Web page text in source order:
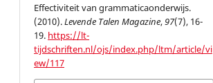
Effectiviteit van grammaticaonderwijs.
(2010).Levende Talen Magazine,97(7), 16-
19. https://lt-
tijdschriften.nl/ojs/index.php/ltm/article/vi
ew/117